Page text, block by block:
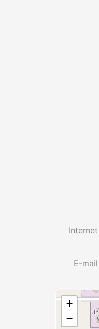
Internet
E-mail
+
−